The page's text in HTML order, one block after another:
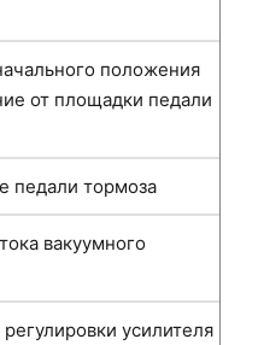
положения
от площадки педали
педали тормоза
вакуумного
усилителя